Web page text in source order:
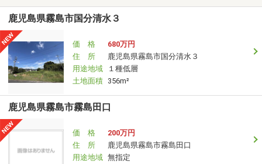
鹿児島県霧島市国分清水３
価 格
680万円
住 所
鹿児島県霧島市国分清水３
用途地域
１種低層
土地面積 356m²
鹿児島県霧島市霧島田口
価 格
200万円
住 所
鹿児島県霧島市霧島田口
用途地域 無指定